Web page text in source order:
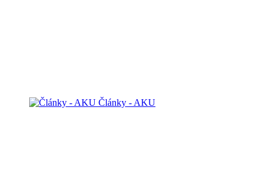
Články - AKU